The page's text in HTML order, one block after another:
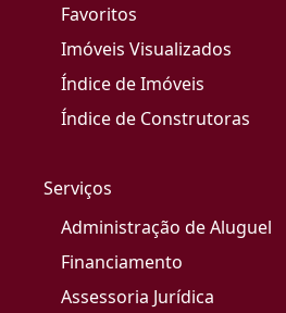
Favoritos
Imóveis Visualizados
Índice de Imóveis
Índice de Construtoras
Serviços
Administração de Aluguel
Financiamento
Assessoria Jurídica